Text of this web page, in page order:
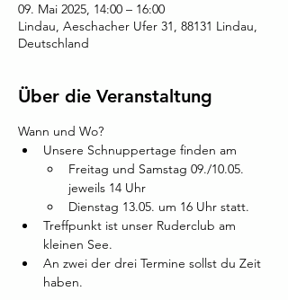
09. Mai 2025, 14:00 – 16:00
Lindau, Aeschacher Ufer 31, 88131 Lindau,
Deutschland
Über die Veranstaltung
Wann und Wo?
Unsere Schnuppertage finden am
Freitag und Samstag 09./10.05.
jeweils 14 Uhr
Dienstag 13.05. um 16 Uhr statt.
Treffpunkt ist unser Ruderclub am
kleinen See.
An zwei der drei Termine sollst du Zeit
haben.